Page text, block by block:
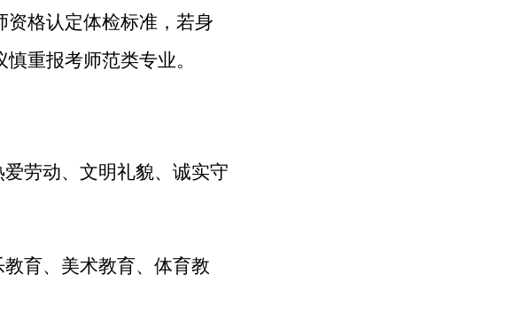
资格认定体检标准，若身
重报考师范类专业。
劳动、文明礼貌、诚实守
育、美术教育、体育教